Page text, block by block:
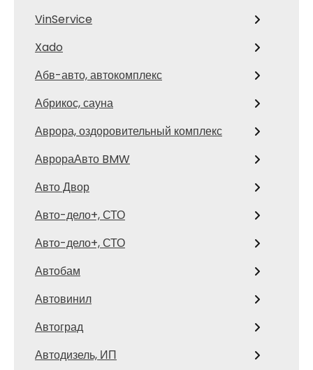
VinService
Xado
Абв-авто, автокомплекс
Абрикос, сауна
Аврора, оздоровительный комплекс
АврораАвто BMW
Авто Двор
Авто-дело+, СТО
Авто-дело+, СТО
Автобам
Автовинил
Автоград
Автодизель, ИП